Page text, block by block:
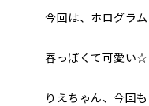
今回は、ホログラ
春っぽくて可愛い
りえちゃん、今回